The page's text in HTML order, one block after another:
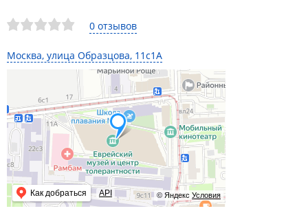
0 отзывов
Москва, улица Образцова, 11с1А
© Яндекс Условия
Как добраться API